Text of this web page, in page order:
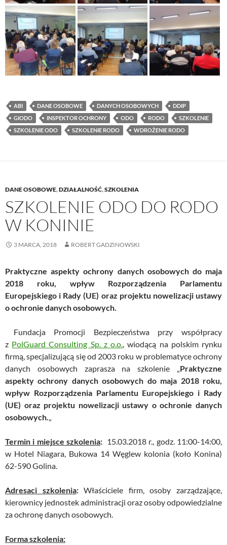
ABI DANE OSOBOWE DANYCH OSOBOWYCH
DDIP
GIODO
INSPEKTOR OCHRONY ODO RODO
SZKOLENIE
SZKOLENIE ODO
SZKOLENIE RODO WDROŻENIE RODO
DANE OSOBOWE,DZIAŁALNOŚĆ,SZKOLENIA
SZKOLENIE ODO DO RODO
W KONINIE
3 MARCA, 2018 ROBERT GADZINOWSKI
Praktyczne aspekty ochrony danych osobowych do maja
2018 roku, wpływ Rozporządzenia Parlamentu
Europejskiego i Rady (UE) oraz projektu nowelizacji ustawy
o ochronie danych osobowych.
Fundacja Promocji Bezpieczeństwa przy współpracy
z PolGuard Consulting Sp. z o.o., wiodącą na polskim rynku
firmą, specjalizującą się od 2003 roku w problematyce ochrony
danych osobowych zaprasza na szkolenie „Praktyczne
aspekty ochrony danych osobowych do maja 2018 roku,
wpływ Rozporządzenia Parlamentu Europejskiego i Rady
(UE) oraz projektu nowelizacji ustawy o ochronie danych
osobowych.„
Termin i miejsce szkolenia: 15.03.2018 r., godz. 11:00-14:00,
w Hotel Niagara, Bukowa 14 Węglew kolonia (koło Konina)
62-590 Golina.
Adresaci szkolenia:Właściciele firm, osoby zarządzające,
kierownicy jednostek administracji oraz osoby odpowiedzialne
za ochronę danych osobowych.
Forma szkolenia: